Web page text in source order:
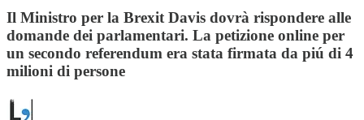
Il Ministro per la Brexit Davis dovrà rispondere alle
domande dei parlamentari. La petizione online per
un secondo referendum era stata firmata da piú di 4
milioni di persone